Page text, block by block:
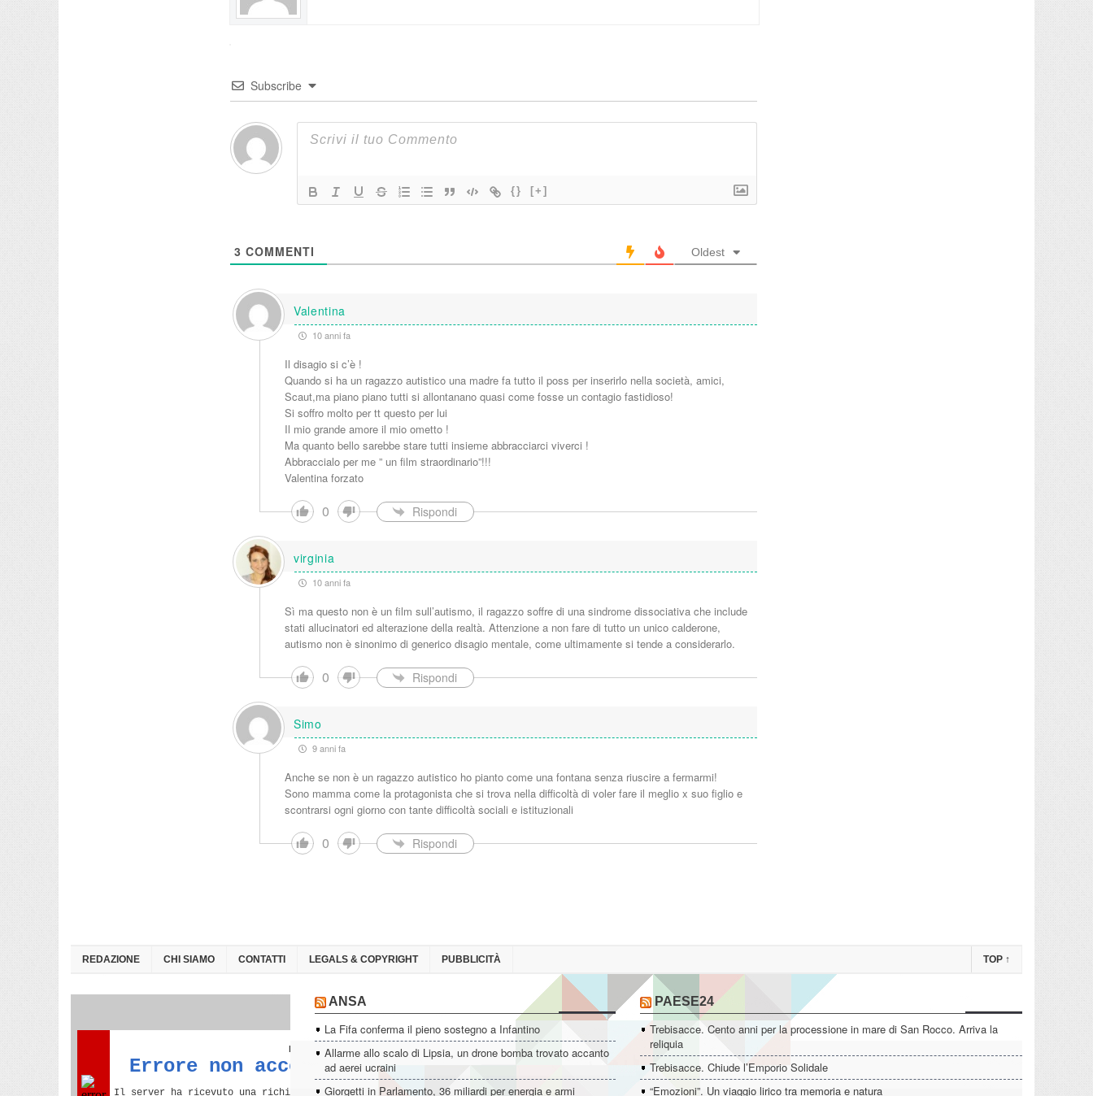
Subscribe
{} [+]
3 COMMENTI Oldest
Valentina
10 anni fa
Il disagio si c’è !
Quando si ha un ragazzo autistico una madre fa tutto il poss per inserirlo nella società, amici,
Scaut,ma piano piano tutti si allontanano quasi come fosse un contagio fastidioso!
Si soffro molto per tt questo per lui
Il mio grande amore il mio ometto !
Ma quanto bello sarebbe stare tutti insieme abbracciarci viverci !
Abbraccialo per me ” un film straordinario”!!!
Valentina forzato
0 Rispondi
virginia
10 anni fa
Sì ma questo non è un film sull’autismo, il ragazzo soffre di una sindrome dissociativa che include
stati allucinatori ed alterazione della realtà. Attenzione a non fare di tutto un unico calderone,
autismo non è sinonimo di generico disagio mentale, come ultimamente si tende a considerarlo.
0 Rispondi
Simo
9 anni fa
Anche se non è un ragazzo autistico ho pianto come una fontana senza riuscire a fermarmi!
Sono mamma come la protagonista che si trova nella difficoltà di voler fare il meglio x suo figlio e
scontrarsi ogni giorno con tante difficoltà sociali e istituzionali
0 Rispondi
REDAZIONE CHI SIAMO CONTATTI LEGALS & COPYRIGHT PUBBLICITÀ TOP ↑
ANSA
La Fifa conferma il pieno sostegno a Infantino
Allarme allo scalo di Lipsia, un drone bomba trovato accanto
ad aerei ucraini
Giorgetti in Parlamento, 36 miliardi per energia e armi
PAESE24
Trebisacce. Cento anni per la processione in mare di San Rocco. Arriva la
reliquia
Trebisacce. Chiude l’Emporio Solidale
“Emozioni”. Un viaggio lirico tra memoria e natura